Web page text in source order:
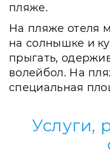
пляже.
На пляже отеля
на солнышке и
прыгать,
волейбол. На
специальная
Услуги,